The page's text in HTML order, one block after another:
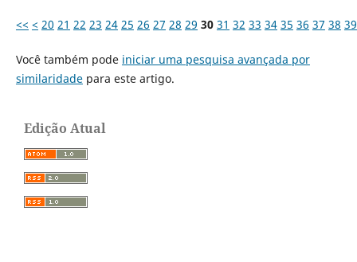
<< < 20 21 22 23 24 25 26 27 28 29 30 31 32 33 34 35 36 37 38 39
Você também pode iniciar uma pesquisa avançada por
similaridadepara este artigo.
Edição Atual